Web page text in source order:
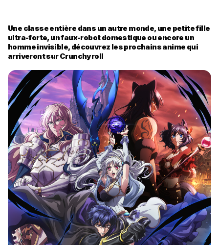
Une classe entière dans un autre monde, une petite fille
ultra-forte, un faux-robot domestique ou encore un
homme invisible, découvrez les prochains anime qui
arriveront sur Crunchyroll